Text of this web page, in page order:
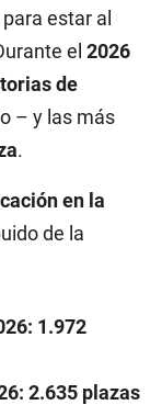
estar al
el 2026
de
– y las más
.
en la
de la
1.972
2.635 plazas